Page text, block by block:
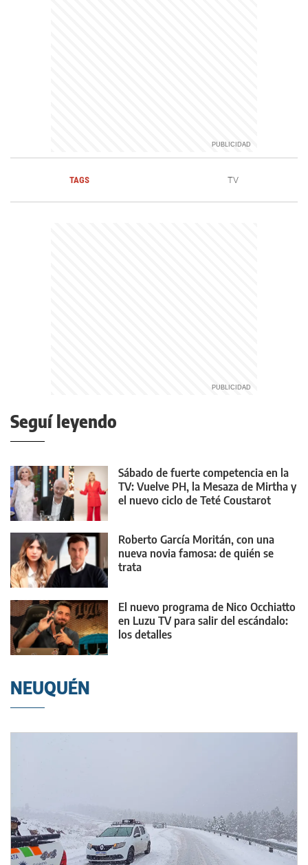
TAGS TV
Seguí leyendo
Sábado de fuerte competencia en la
TV: Vuelve PH, la Mesaza de Mirtha y
el nuevo ciclo de Teté Coustarot
Roberto García Moritán, con una
nueva novia famosa: de quién se
trata
El nuevo programa de Nico Occhiatto
en Luzu TV para salir del escándalo:
los detalles
NEUQUÉN